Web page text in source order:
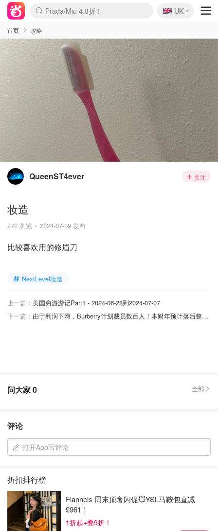
Prada/Miu 4.8折！
🇬🇧
UK
首页 攻略
QueenST4ever 关注
妆造
272 浏览 2024-07-09 发布
比较喜欢用的修眉刀
NextLevel妆造
上一篇： 美国穷游游记Part1 - 2024-06-28到2024-07-07
下一篇：
由于利润下滑，Burberry计划裁员数百人！本财年预计落后整个奢侈品行业
问大家0 全部
评论
打开App写评论
折扣排行榜
Flannels 周末顶奢闪促💥YSL马鞍包直减
£961！
1折起+叠9折！